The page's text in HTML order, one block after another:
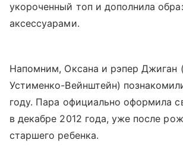
укороченный топ и дополнила
аксессуарами.
Напомним, Оксана и рэпер Джиган
Устименко-Вейнштейн)
году. Пара официально оформила
в декабре 2012 года, уже после
старшего ребенка.